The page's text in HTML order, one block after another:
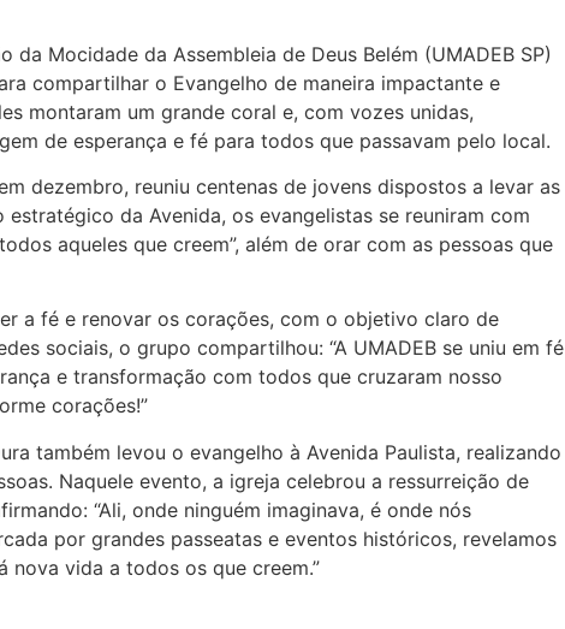
Mocidade da Assembleia de Deus Belém (UMADEB SP)
compartilhar o Evangelho de maneira impactante e
montaram um grande coral e, com vozes unidas,
de esperança e fé para todos que passavam pelo local.
dezembro, reuniu centenas de jovens dispostos a levar as
da Avenida, os evangelistas se reuniram com
aqueles que creem”, além de orar com as pessoas que
a fé e renovar os corações, com o objetivo claro de
sociais, o grupo compartilhou: “A UMADEB se uniu em fé
e transformação com todos que cruzaram nosso
corações!”
também levou o evangelho à Avenida Paulista, realizando
Naquele evento, a igreja celebrou a ressurreição de
“Ali, onde ninguém imaginava, é onde nós
por grandes passeatas e eventos históricos, revelamos
nova vida a todos os que creem.”